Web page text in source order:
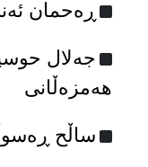
ڕه‌حمان
جه‌لال
هه‌مزه‌ڵانی
ساڵح